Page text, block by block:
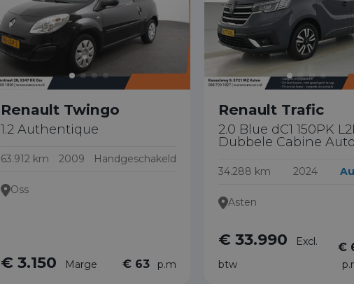
Renault Twingo
1.2 Authentique
63.912 km 2009 Handgeschakeld
Oss
€ 3.150 Marge € 63 p.m
Renault Trafic
2.0 Blue dC1 150PK
Dubbele Cabine
34.288 km 2024
Asten
€ 33.990
Excl.
btw
€